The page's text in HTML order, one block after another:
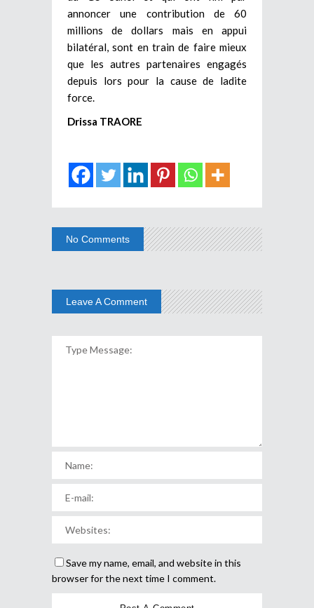
annoncer une contribution de 60
millions de dollars mais en appui
bilatéral, sont en train de faire mieux
que les autres partenaires engagés
depuis lors pour la cause de ladite
force.
Drissa TRAORE
No Comments
Leave A Comment
Save my name, email, and website in this
browser for the next time I comment.